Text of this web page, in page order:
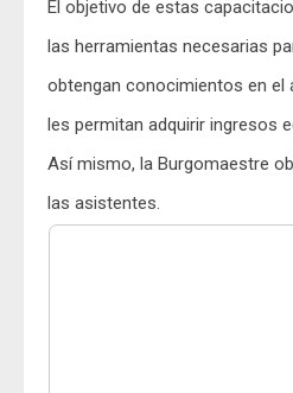
El objetivo de estas
las herramientas necesarias
obtengan conocimientos en el
les permitan adquirir ingresos
Así mismo, la Burgomaestre
las asistentes.